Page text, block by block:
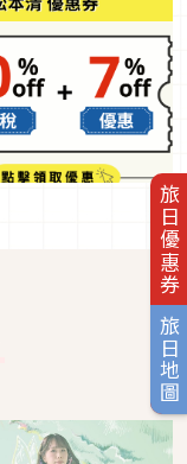
旅日優惠券
旅日地圖